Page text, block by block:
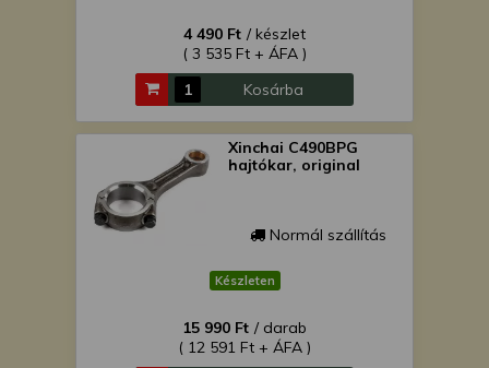
4 490 Ft / készlet
( 3 535 Ft + ÁFA )
Kosárba
Xinchai C490BPG
hajtókar, original
Normál szállítás
Készleten
15 990 Ft / darab
( 12 591 Ft + ÁFA )